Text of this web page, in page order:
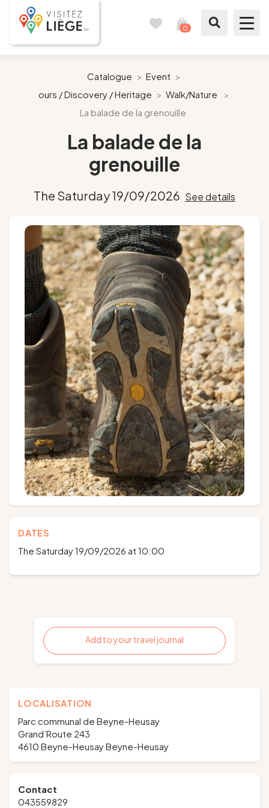
0
Like a citizen of Liège
Prepare my stay
City of Liège
Agenda
Follow us
Presse
Groups and tour operators
NL DE
Catalogue > Event >
ours / Discovery / Heritage > Walk/Nature
>
La balade de la grenouille
La balade de la
grenouille
The Saturday 19/09/2026 See details
DATES
The Saturday 19/09/2026 at 10:00
Add to your travel journal
LOCALISATION
Parc communal de Beyne-Heusay
Grand’Route 243
4610 Beyne-Heusay Beyne-Heusay
Contact
043559829